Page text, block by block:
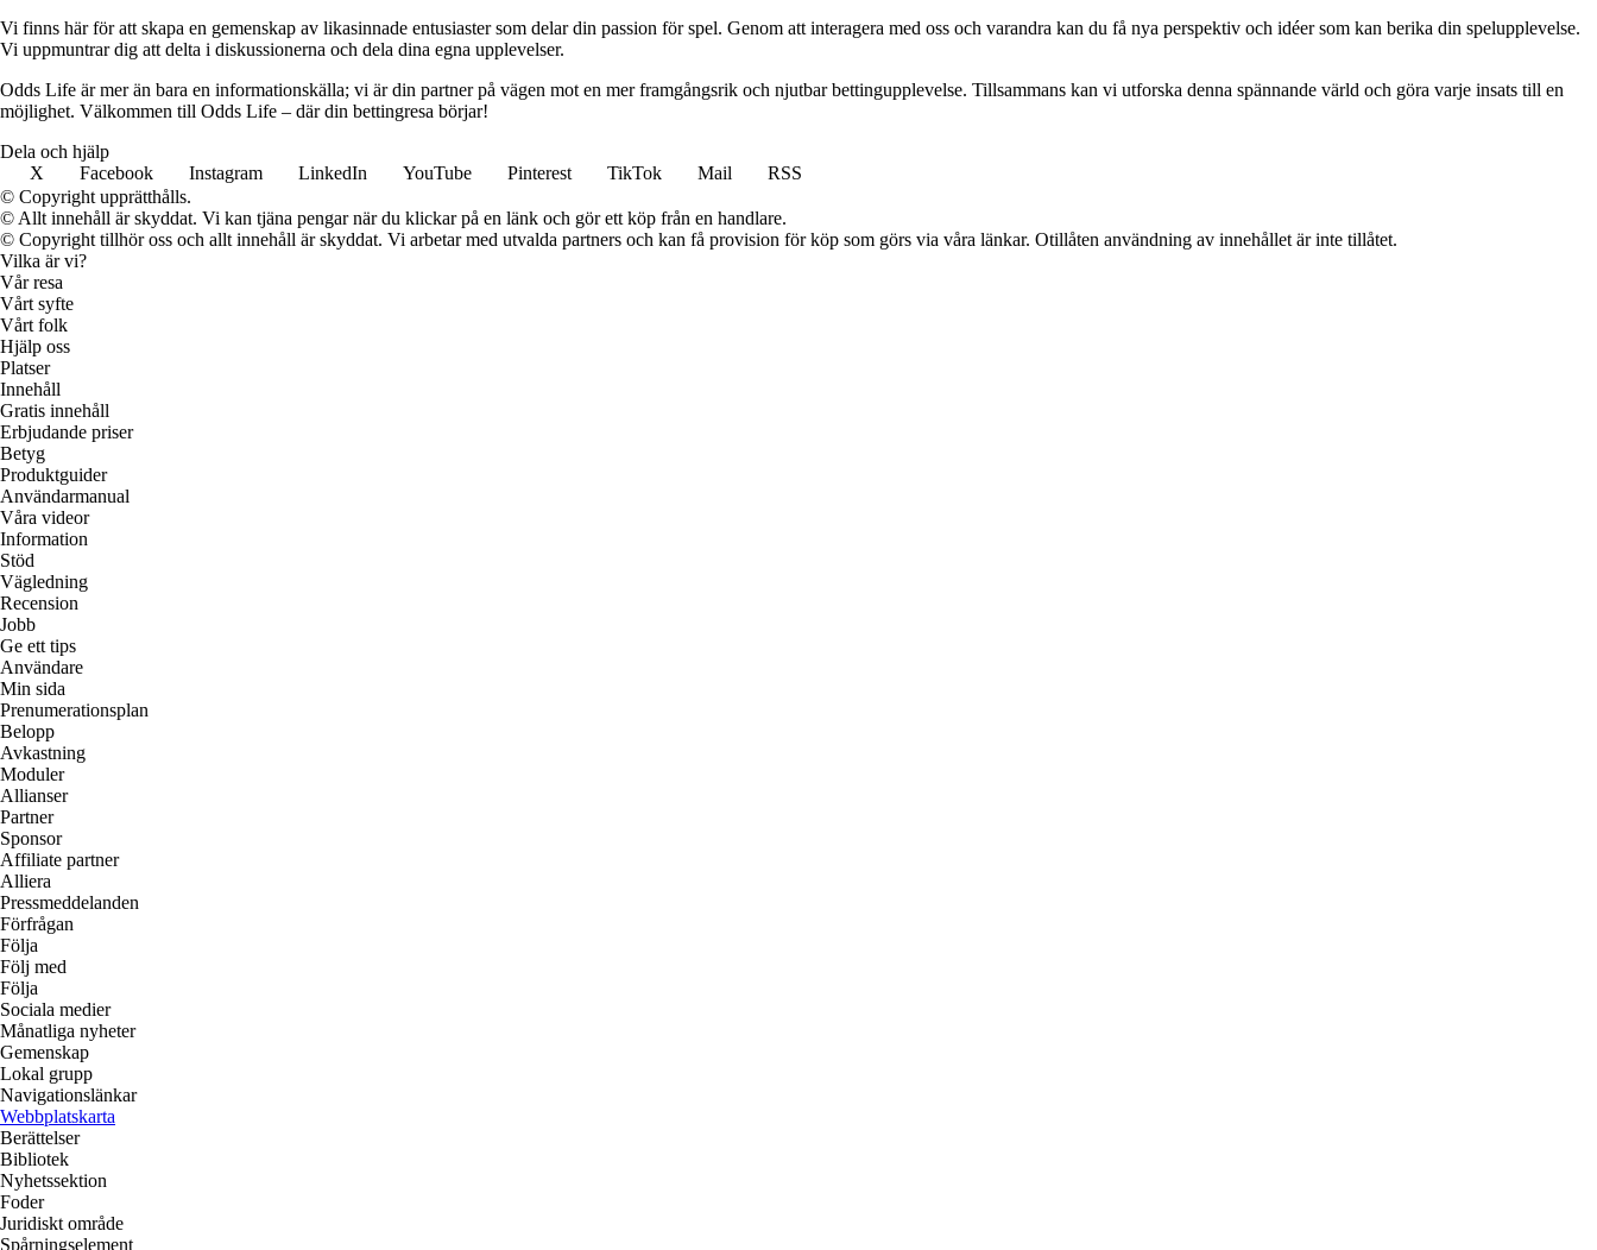
Vi finns här för att skapa en gemenskap av likasinnade entusiaster som delar din passion för spel. Genom att interagera med oss och varandra kan du få nya perspektiv och idéer som kan berika din spelupplevelse.
Vi uppmuntrar dig att delta i diskussionerna och dela dina egna upplevelser.
Odds Life är mer än bara en informationskälla; vi är din partner på vägen mot en mer framgångsrik och njutbar bettingupplevelse. Tillsammans kan vi utforska denna spännande värld och göra varje insats till en
möjlighet. Välkommen till Odds Life – där din bettingresa börjar!
Dela och hjälp
X
Facebook Instagram LinkedIn YouTube Pinterest TikTok Mail
RSS
© Copyright upprätthålls.
© Allt innehåll är skyddat. Vi kan tjäna pengar när du klickar på en länk och gör ett köp från en handlare.
© Copyright tillhör oss och allt innehåll är skyddat. Vi arbetar med utvalda partners och kan få provision för köp som görs via våra länkar. Otillåten användning av innehållet är inte tillåtet.
Vilka är vi?
Vår resa
Vårt syfte
Vårt folk
Hjälp oss
Platser
Innehåll
Gratis innehåll
Erbjudande priser
Betyg
Produktguider
Användarmanual
Våra videor
Information
Stöd
Vägledning
Recension
Jobb
Ge ett tips
Användare
Min sida
Prenumerationsplan
Belopp
Avkastning
Moduler
Allianser
Partner
Sponsor
Affiliate partner
Alliera
Pressmeddelanden
Förfrågan
Följa
Följ med
Följa
Sociala medier
Månatliga nyheter
Gemenskap
Lokal grupp
Navigationslänkar
Webbplatskarta
Berättelser
Bibliotek
Nyhetssektion
Foder
Juridiskt område
Spårningselement